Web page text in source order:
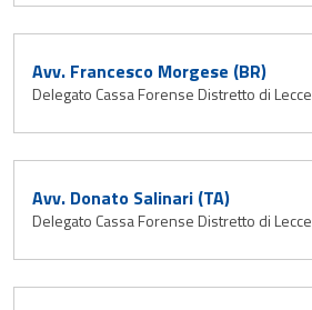
Avv. Francesco Morgese (BR)
Delegato Cassa Forense Distretto di Lecce
Avv. Donato Salinari (TA)
Delegato Cassa Forense Distretto di Lecce